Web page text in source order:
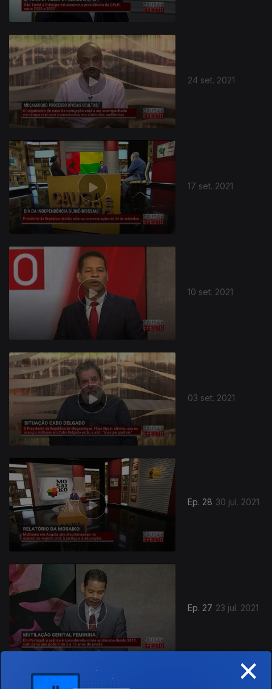
24 set. 2021
17 set. 2021
10 set. 2021
03 set. 2021
Ep. 28 30 jul. 2021
Ep. 27 23 jul. 2021
×